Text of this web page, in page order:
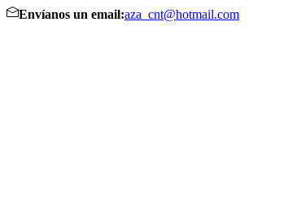
Envíanos un email:aza_cnt@hotmail.com